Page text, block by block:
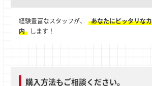
経験豊富なスタッフが、
あなたにピッタリな
内
します！
購入方法もご相談ください。